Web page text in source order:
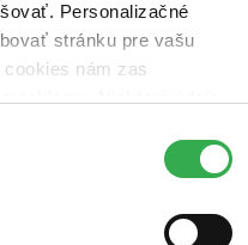
Personalizačné
stránku pre vašu
nám zas
tieto cookies. Ďakujeme!